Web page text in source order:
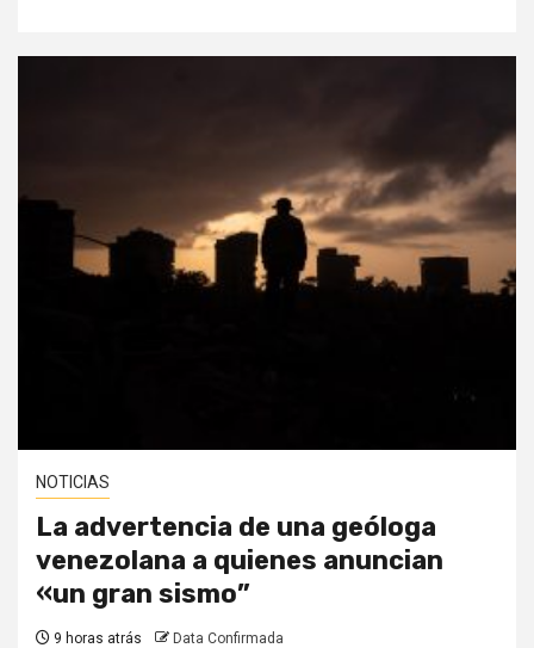
NOTICIAS
La advertencia de una geóloga
venezolana a quienes anuncian
«un gran sismo”
9 horas atrás Data Confirmada